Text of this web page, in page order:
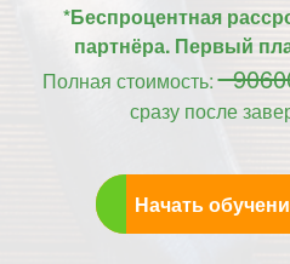
*Беспроцентная
партнёра. Первый
Полная стоимость:
сразу после
Начать